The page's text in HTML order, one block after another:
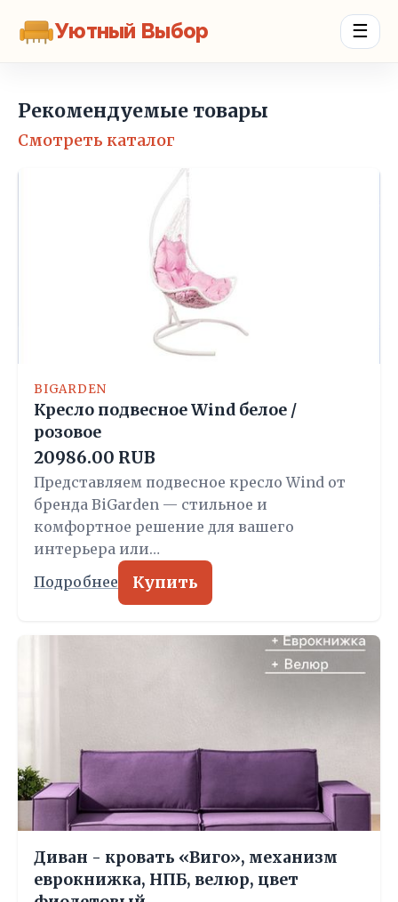
Уютный Выбор ☰
Рекомендуемые товары
Смотреть каталог
BIGARDEN
Кресло подвесное Wind белое /
розовое
20986.00 RUB
Представляем подвесное кресло Wind от
бренда BiGarden — стильное и
комфортное решение для вашего
интерьера или…
Подробнее Купить
Диван - кровать «Виго», механизм
еврокнижка, НПБ, велюр, цвет